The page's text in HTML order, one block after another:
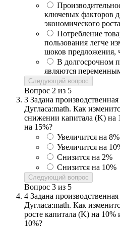
ключевых факторов
экономического роста
Потребление
пользования легче
шоков предложения,
В долгосрочном
являются
Следующий вопрос
Вопрос 2 из 5
3 Задана
Дугласа:math. Как
снижении капитала (K) на
на 15%?
Увеличится на 8%
Увеличится на
Снизится на 2%
Снизится на 10%
Следующий вопрос
Вопрос 3 из 5
4 Задана
Дугласа:math. Как
росте капитала (K) на
10%?